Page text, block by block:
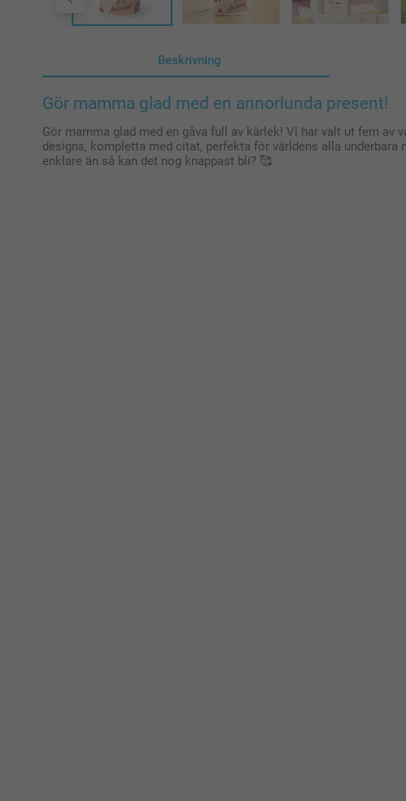
Beskrivning
Gör mamma glad med en annorlunda present!
Gör mamma glad med en gåva full av kärlek! Vi har valt ut fem av
designs, kompletta med citat, perfekta för världens alla underbara
enklare än så kan det nog knappast bli? 🥰